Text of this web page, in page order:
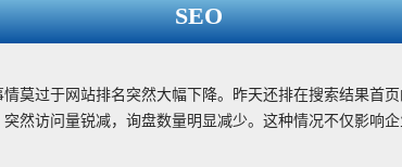
SEO
莫过于网站排名突然大幅下降。昨天还排在搜索结果首
然访问量锐减，询盘数量明显减少。这种情况不仅影响